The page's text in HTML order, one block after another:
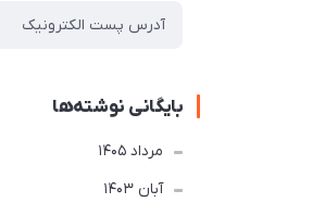
بایگانی نوشته‌ها
مرداد 1405
آبان 1403